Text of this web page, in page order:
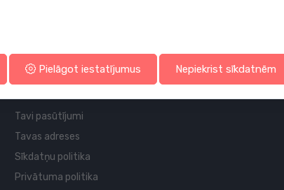
Profila un piegādes informācija
Tavs konts
Tavi pasūtījumi
Tavas adreses
Sīkdatņu politika
Privātuma politika
Pielāgot iestatījumus Nepiekrist sīkdatnēm